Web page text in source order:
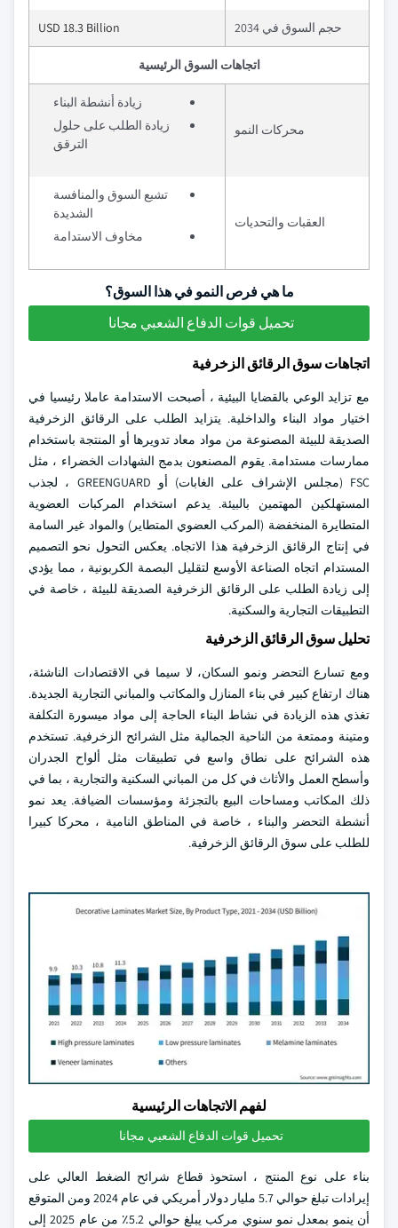
حجم السوق في 2034 USD 18.3 Billion
اتجاهات السوق الرئيسية
محركات النمو
زيادة أنشطة البناء
زيادة الطلب على حلول
الترقق
العقبات والتحديات
تشبع السوق والمنافسة
الشديدة
مخاوف الاستدامة
ما هي فرص النمو في هذا السوق؟
تحميل قوات الدفاع الشعبي مجانا
اتجاهات سوق الرقائق الزخرفية
مع تزايد الوعي بالقضايا البيئية ، أصبحت الاستدامة عاملا رئيسيا في
اختيار مواد البناء والداخلية. يتزايد الطلب على الرقائق الزخرفية
الصديقة للبيئة المصنوعة من مواد معاد تدويرها أو المنتجة باستخدام
ممارسات مستدامة. يقوم المصنعون بدمج الشهادات الخضراء ، مثل
FSC (مجلس الإشراف على الغابات) أو GREENGUARD ، لجذب
المستهلكين المهتمين بالبيئة. يدعم استخدام المركبات العضوية
المتطايرة المنخفضة (المركب العضوي المتطاير) والمواد غير السامة
في إنتاج الرقائق الزخرفية هذا الاتجاه. يعكس التحول نحو التصميم
المستدام اتجاه الصناعة الأوسع لتقليل البصمة الكربونية ، مما يؤدي
إلى زيادة الطلب على الرقائق الزخرفية الصديقة للبيئة ، خاصة في
التطبيقات التجارية والسكنية.
تحليل سوق الرقائق الزخرفية
ومع تسارع التحضر ونمو السكان، لا سيما في الاقتصادات الناشئة،
هناك ارتفاع كبير في بناء المنازل والمكاتب والمباني التجارية الجديدة.
تغذي هذه الزيادة في نشاط البناء الحاجة إلى مواد ميسورة التكلفة
ومتينة وممتعة من الناحية الجمالية مثل الشرائح الزخرفية. تستخدم
هذه الشرائح على نطاق واسع في تطبيقات مثل ألواح الجدران
وأسطح العمل والأثاث في كل من المباني السكنية والتجارية ، بما في
ذلك المكاتب ومساحات البيع بالتجزئة ومؤسسات الضيافة. يعد نمو
أنشطة التحضر والبناء ، خاصة في المناطق النامية ، محركا كبيرا
للطلب على سوق الرقائق الزخرفية.
لفهم الاتجاهات الرئيسية
تحميل قوات الدفاع الشعبي مجانا
بناء على نوع المنتج ، استحوذ قطاع شرائح الضغط العالي على
إيرادات تبلغ حوالي 5.7 مليار دولار أمريكي في عام 2024 ومن المتوقع
أن ينمو بمعدل نمو سنوي مركب يبلغ حوالي 5.2٪ من عام 2025 إلى